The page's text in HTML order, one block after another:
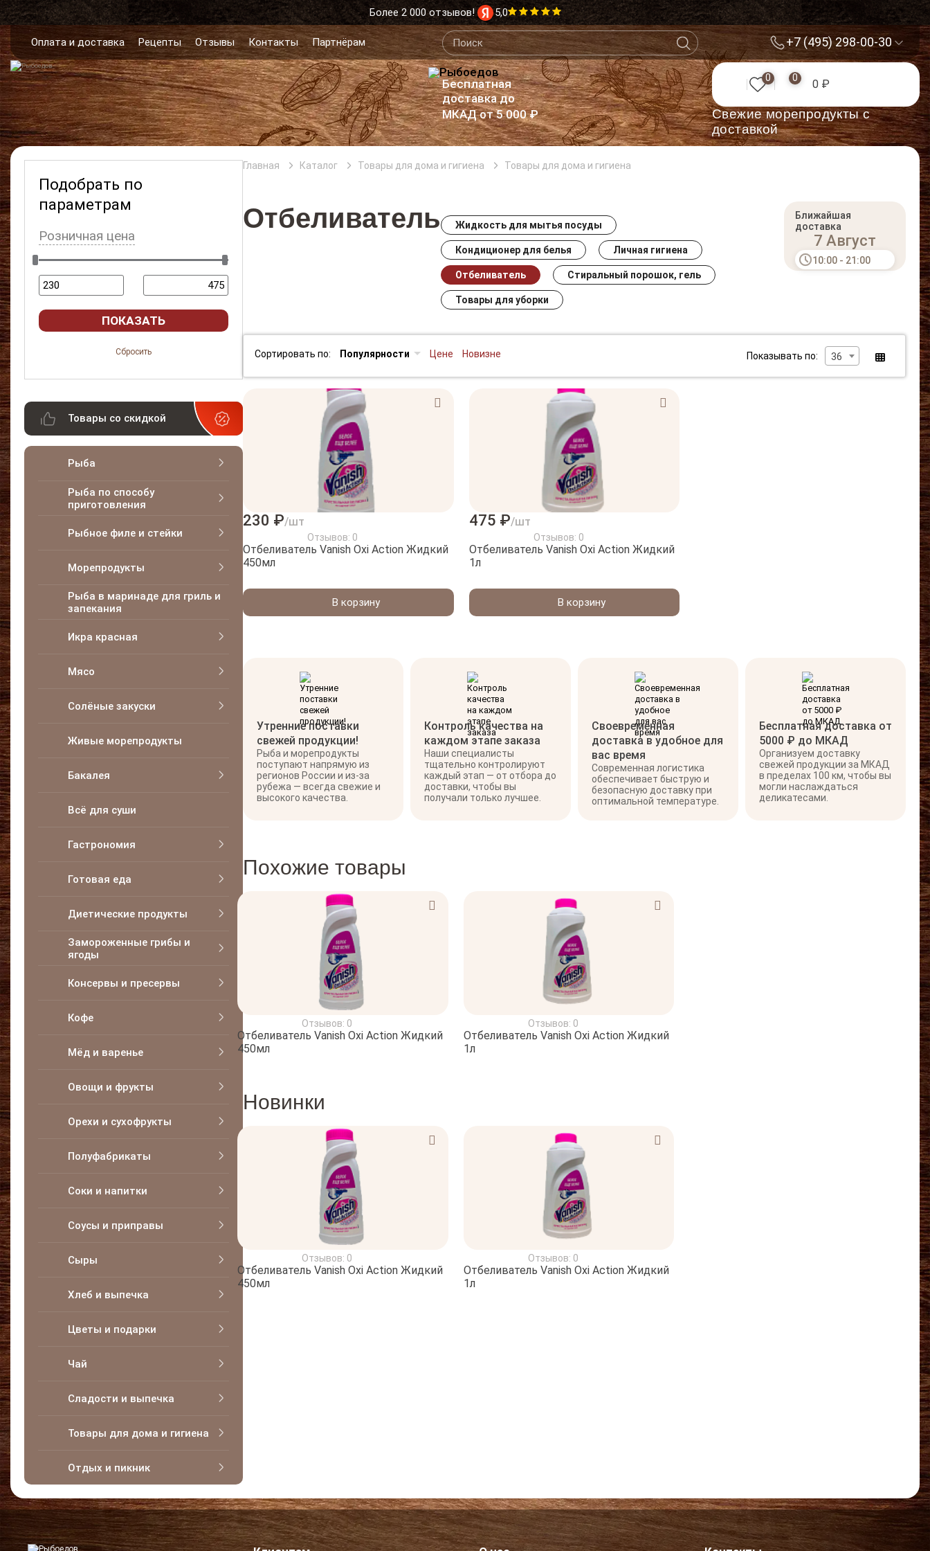
Более 2 000 отзывов! 5,0
Оплата и доставка Рецепты Отзывы Контакты Партнёрам +7 (495) 298-00-30
Бесплатная
доставка до
МКАД от 5 000 ₽
0 0 0 ₽
Cвежие морепродукты с
доставкой
Подобрать по
параметрам
Розничная цена
Товары со скидкой
Рыба
Рыба по способу
приготовления
Рыбное филе и стейки
Морепродукты
Рыба в маринаде для гриль и
запекания
Икра красная
Мясо
Солёные закуски
Живые морепродукты
Бакалея
Всё для суши
Гастрономия
Готовая еда
Диетические продукты
Замороженные грибы и
ягоды
Консервы и пресервы
Кофе
Мёд и варенье
Овощи и фрукты
Орехи и сухофрукты
Полуфабрикаты
Соки и напитки
Соусы и приправы
Сыры
Хлеб и выпечка
Цветы и подарки
Чай
Сладости и выпечка
Товары для дома и гигиена
Отдых и пикник
Главная Каталог Товары для дома и гигиена Товары для дома и гигиена
Отбеливатель Жидкость для мытья посуды
Кондиционер для белья Личная гигиена
Отбеливатель Стиральный порошок, гель
Товары для уборки
Ближайшая
доставка
7 Август
10:00 - 21:00
Сортировать по: Популярности Цене Новизне Показывать по: 36
230 ₽/шт
Отзывов: 0
Отбеливатель Vanish Oxi Action Жидкий
450мл
В корзину
475 ₽/шт
Отзывов: 0
Отбеливатель Vanish Oxi Action Жидкий
1л
В корзину
Утренние поставки
свежей продукции!
Рыба и морепродукты
поступают напрямую из
регионов России и из-за
рубежа — всегда свежие и
высокого качества.
Контроль качества на
каждом этапе заказа
Наши специалисты
тщательно контролируют
каждый этап — от отбора до
доставки, чтобы вы
получали только лучшее.
Своевременная
доставка в удобное для
вас время
Современная логистика
обеспечивает быструю и
безопасную доставку при
оптимальной температуре.
Бесплатная доставка от
5000 ₽ до МКАД
Организуем доставку
свежей продукции за МКАД
в пределах 100 км, чтобы вы
могли наслаждаться
деликатесами.
Похожие товары
Отзывов: 0
Отбеливатель Vanish Oxi Action Жидкий
450мл
Отзывов: 0
Отбеливатель Vanish Oxi Action Жидкий
1л
Новинки
Отзывов: 0
Отбеливатель Vanish Oxi Action Жидкий
450мл
Отзывов: 0
Отбеливатель Vanish Oxi Action Жидкий
1л